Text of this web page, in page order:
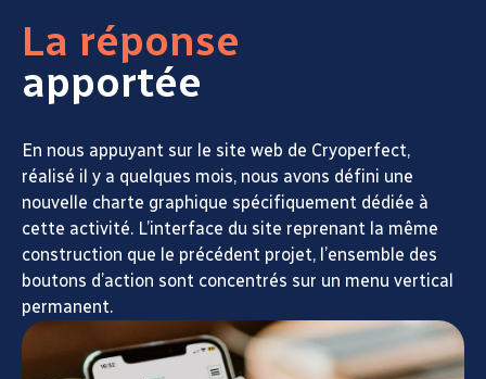
La réponse
apportée
En nous appuyant sur le site web de Cryoperfect,
réalisé il y a quelques mois, nous avons défini une
nouvelle charte graphique spécifiquement dédiée à
cette activité. L’interface du site reprenant la même
construction que le précédent projet, l’ensemble des
boutons d’action sont concentrés sur un menu vertical
permanent.